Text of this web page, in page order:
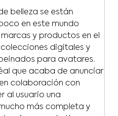
belleza se están
en este mundo
y productos en el
digitales y
para avatares.
que acaba de anunciar
colaboración con
al usuario una
más completa y